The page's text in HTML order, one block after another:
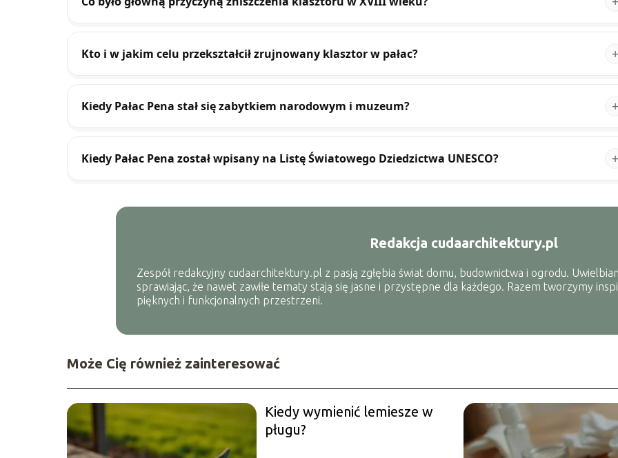
Kto i w jakim celu przekształcił zrujnowany klasztor w pałac?
Kiedy Pałac Pena stał się zabytkiem narodowym i muzeum?
Kiedy Pałac Pena został wpisany na Listę Światowego Dziedzictwa UNESCO?
Redakcja cudaarchitektury.pl
Zespół redakcyjny cudaarchitektury.pl z pasją zgłębia świat domu, budownictwa i ogrodu.
sprawiając, że nawet zawiłe tematy stają się jasne i przystępne dla każdego. Razem tworzymy
pięknych i funkcjonalnych przestrzeni.
Może Cię również zainteresować
Kiedy wymienić lemiesze w
pługu?